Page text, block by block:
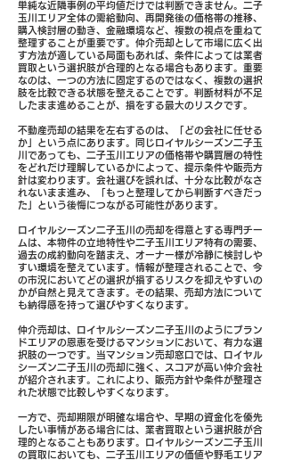
単純な近隣事例の平均値だけでは判断できません。二子
玉川エリア全体の需給動向、再開発後の価格帯の推移、
購入検討層の動き、金融環境など、複数の視点を重ねて
整理することが重要です。仲介売却として市場に広く出
す方法が適している局面もあれば、条件によっては業者
買取という選択肢が合理的となる場合もあります。重要
なのは、一つの方法に固定するのではなく、複数の選択
肢を比較できる状態を整えることです。判断材料が不足
したまま進めることが、損をする最大のリスクです。
不動産売却の結果を左右するのは、「どの会社に任せる
か」という点にあります。同じロイヤルシーズン二子玉
川であっても、二子玉川エリアの価格帯や購買層の特性
をどれだけ理解しているかによって、提示条件や販売方
針は変わります。会社選びを誤れば、十分な比較がなさ
れないまま進み、「もっと整理してから判断すべきだっ
た」という後悔につながる可能性があります。
ロイヤルシーズン二子玉川の売却を得意とする専門チー
ムは、本物件の立地特性や二子玉川エリア特有の需要、
過去の成約動向を踏まえ、オーナー様が冷静に検討しや
すい環境を整えています。情報が整理されることで、今
の市況においてどの選択が損するリスクを抑えやすいの
かが自然と見えてきます。その結果、売却方法について
も納得感を持って選びやすくなります。
仲介売却は、ロイヤルシーズン二子玉川のようにブラン
ドエリアの恩恵を受けるマンションにおいて、有力な選
択肢の一つです。当マンション売却窓口では、ロイヤル
シーズン二子玉川の売却に強く、スコアが高い仲介会社
が紹介されます。これにより、販売方針や条件が整理さ
れた状態で比較しやすくなります。
一方で、売却期限が明確な場合や、早期の資金化を優先
したい事情がある場合には、業者買取という選択肢が合
理的となることもあります。ロイヤルシーズン二子玉川
の買取においても、二子玉川エリアの価値や野毛エリア